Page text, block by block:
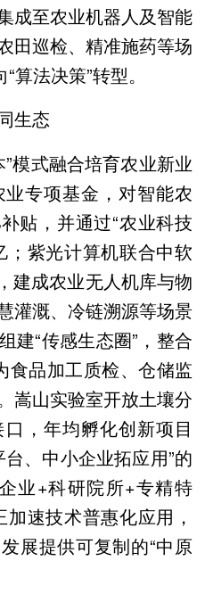
成至农业机器人及智能
田巡检、精准施药等场
算法决策”转型。
生态
式融合培育农业新业
专项基金，对智能农
贴，并通过“农业科技
；紫光计算机联合中软
建成农业无人机库与物
灌溉、冷链溯源等场景
建“传感生态圈”，整合
食品加工质检、仓储监
嵩山实验室开放土壤分
，年均孵化创新项目
、中小企业拓应用”的
业+科研院所+专精特
速技术普惠化应用，
展提供可复制的“中原